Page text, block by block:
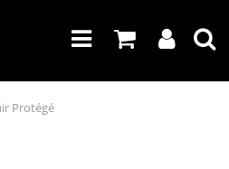
Protégé